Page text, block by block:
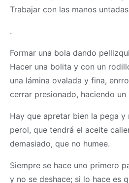
Trabajar con las manos
.
Formar una bola dando
Hacer una bolita y con un
una lámina ovalada y fina,
cerrar presionado, haciendo un
Hay que apretar bien la pega y
perol, que tendrá el aceite
demasiado, que no humee.
Siempre se hace uno primero
y no se deshace; si lo hace es